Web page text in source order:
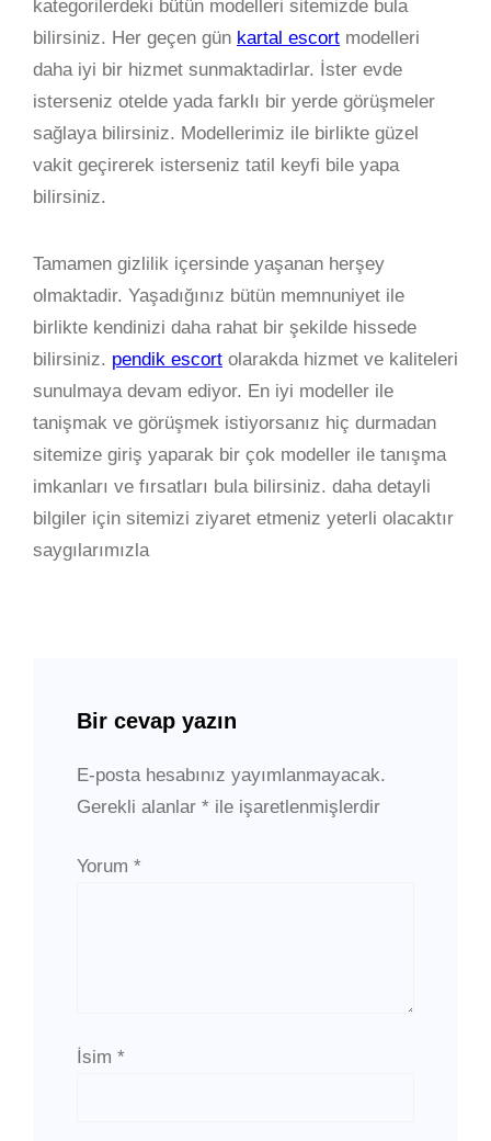
kategorilerdeki bütün modelleri sitemizde bula
bilirsiniz. Her geçen gün kartal escort modelleri
daha iyi bir hizmet sunmaktadirlar. İster evde
isterseniz otelde yada farklı bir yerde görüşmeler
sağlaya bilirsiniz. Modellerimiz ile birlikte güzel
vakit geçirerek isterseniz tatil keyfi bile yapa
bilirsiniz.
Tamamen gizlilik içersinde yaşanan herşey
olmaktadir. Yaşadığınız bütün memnuniyet ile
birlikte kendinizi daha rahat bir şekilde hissede
bilirsiniz. pendik escort olarakda hizmet ve kaliteleri
sunulmaya devam ediyor. En iyi modeller ile
tanişmak ve görüşmek istiyorsanız hiç durmadan
sitemize giriş yaparak bir çok modeller ile tanışma
imkanları ve fırsatları bula bilirsiniz. daha detayli
bilgiler için sitemizi ziyaret etmeniz yeterli olacaktır
saygılarımızla
Bir cevap yazın
E-posta hesabınız yayımlanmayacak.
Gerekli alanlar * ile işaretlenmişlerdir
Yorum *
İsim *